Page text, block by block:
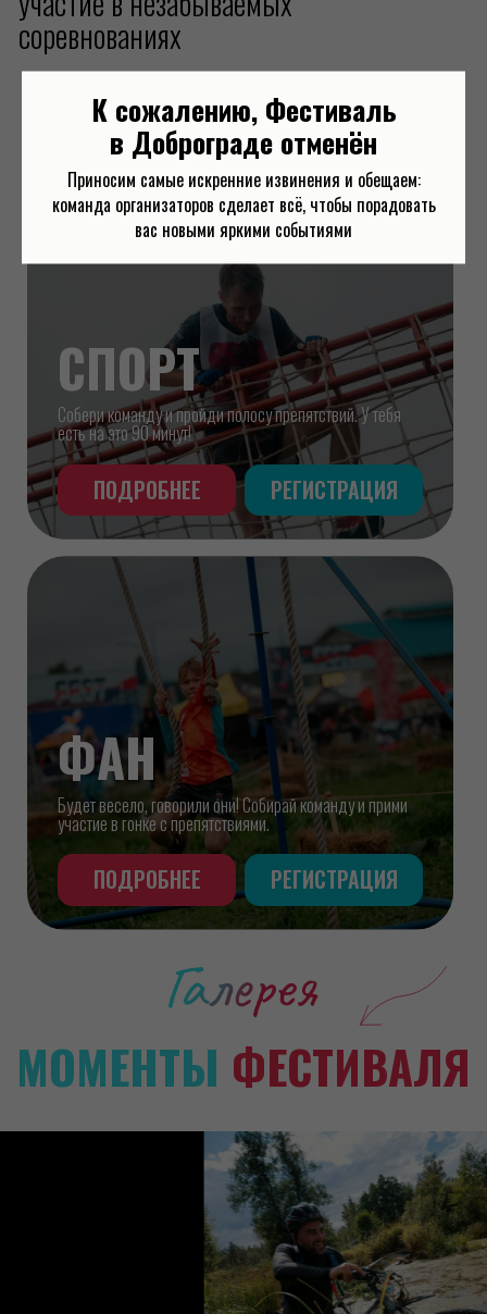
К сожалению, Фестиваль
в Доброграде отменён
Приносим самые искренние извинения и обещаем:
команда организаторов сделает всё, чтобы порадовать
вас новыми яркими событиями
РЕГИСТРАЦИЯ
участие в гонке с препятствиями.
ФАН
ПОДРОБНЕЕ
МОМЕНТЫФЕСТИВАЛЯ